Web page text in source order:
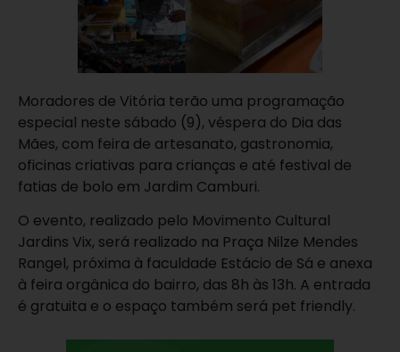
Moradores de Vitória terão uma programação
especial neste sábado (9), véspera do Dia das
Mães, com feira de artesanato, gastronomia,
oficinas criativas para crianças e até festival de
fatias de bolo em Jardim Camburi.
O evento, realizado pelo Movimento Cultural
Jardins Vix, será realizado na Praça Nilze Mendes
Rangel, próxima à faculdade Estácio de Sá e anexa
à feira orgânica do bairro, das 8h às 13h. A entrada
é gratuita e o espaço também será pet friendly.